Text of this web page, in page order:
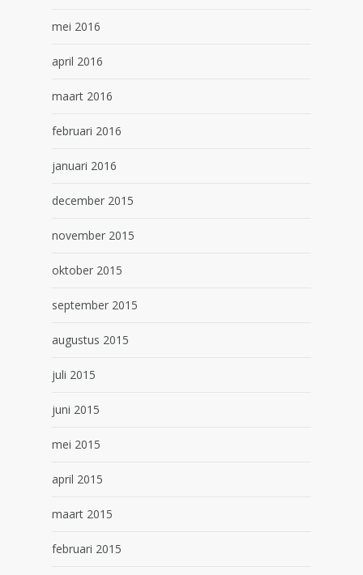
mei 2016
april 2016
maart 2016
februari 2016
januari 2016
december 2015
november 2015
oktober 2015
september 2015
augustus 2015
juli 2015
juni 2015
mei 2015
april 2015
maart 2015
februari 2015